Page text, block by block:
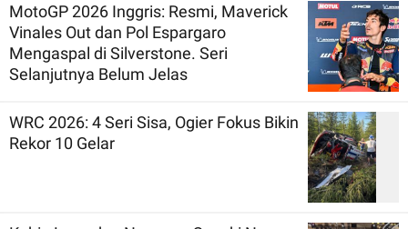
MotoGP 2026 Inggris: Resmi, Maverick
Vinales Out dan Pol Espargaro
Mengaspal di Silverstone. Seri
Selanjutnya Belum Jelas
WRC 2026: 4 Seri Sisa, Ogier Fokus Bikin
Rekor 10 Gelar